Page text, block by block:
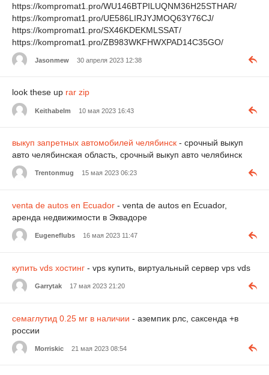
https://kompromat1.pro/WU146BTPILUQNM36H25STHAR/
https://kompromat1.pro/UE586LIRJYJMOQ63Y76CJ/
https://kompromat1.pro/SX46KDEKMLSSAT/
https://kompromat1.pro/ZB983WKFHWXPAD14C35GO/
Jasonmew 30 апреля 2023 12:38
look these up rar zip
Keithabelm 10 мая 2023 16:43
выкуп запретных автомобилей челябинск - срочный выкуп
авто челябинская область, срочный выкуп авто челябинск
Trentonmug 15 мая 2023 06:23
venta de autos en Ecuador - venta de autos en Ecuador,
аренда недвижимости в Эквадоре
Eugeneflubs 16 мая 2023 11:47
купить vds хостинг - vps купить, виртуальный сервер vps vds
Garrytak 17 мая 2023 21:20
семаглутид 0.25 мг в наличии - аземпик рлс, саксенда +в
россии
Morriskic 21 мая 2023 08:54